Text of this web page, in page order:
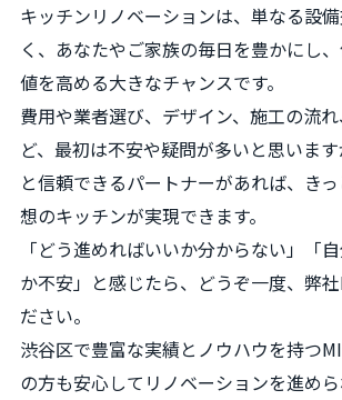
キッチンリノベーションは、単なる設
く、あなたやご家族の毎日を豊かにし
値を高める大きなチャンスです。
費用や業者選び、デザイン、施工の流
ど、最初は不安や疑問が多いと思いま
と信頼できるパートナーがあれば、き
想のキッチンが実現できます。
「どう進めればいいか分からない」「
か不安」と感じたら、どうぞ一度、弊
ださい。
渋谷区で豊富な実績とノウハウを持つ
の方も安心してリノベーションを進め